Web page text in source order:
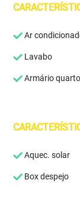
Ar
Lavabo
Armário quarto
Aquec. solar
Box despejo